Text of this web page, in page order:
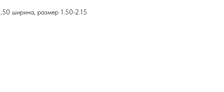
ширина, размер 1.50-2.15